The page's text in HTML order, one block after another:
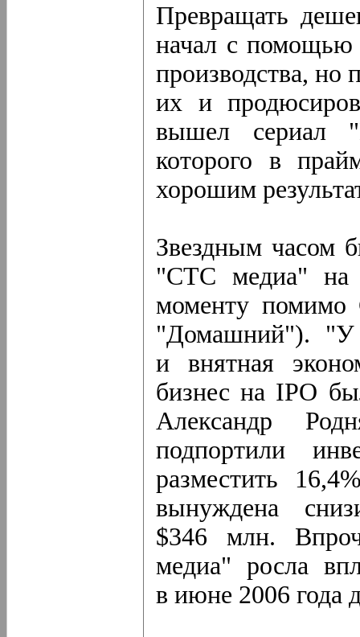
Превращать
начал с помощью
производства,
их и
вышел сериал
которого в
хорошим
Звездным часом
"СТС медиа" на
моменту помимо
"Домашний"). "У
и внятная
бизнес на IPO
Александр
подпортили
разместить
вынуждена
$346 млн.
медиа" росла
в июне 2006 года